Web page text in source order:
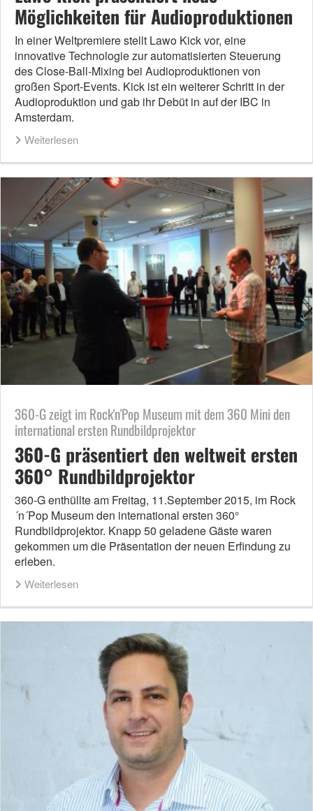
Möglichkeiten für Audioproduktionen
In einer Weltpremiere stellt Lawo Kick vor, eine
innovative Technologie zur automatisierten Steuerung
des Close-Ball-Mixing bei Audioproduktionen von
großen Sport-Events. Kick ist ein weiterer Schritt in der
Audioproduktion und gab ihr Debüt in auf der IBC in
Amsterdam.
Weiterlesen
360-G zeigt im Rock'n'Pop Museum mit dem 360 Mini den
international ersten Rundbildprojektor
360-G präsentiert den weltweit ersten
360° Rundbildprojektor
360-G enthüllte am Freitag, 11.September 2015, im Rock
´n´Pop Museum den international ersten 360°
Rundbildprojektor. Knapp 50 geladene Gäste waren
gekommen um die Präsentation der neuen Erfindung zu
erleben.
Weiterlesen